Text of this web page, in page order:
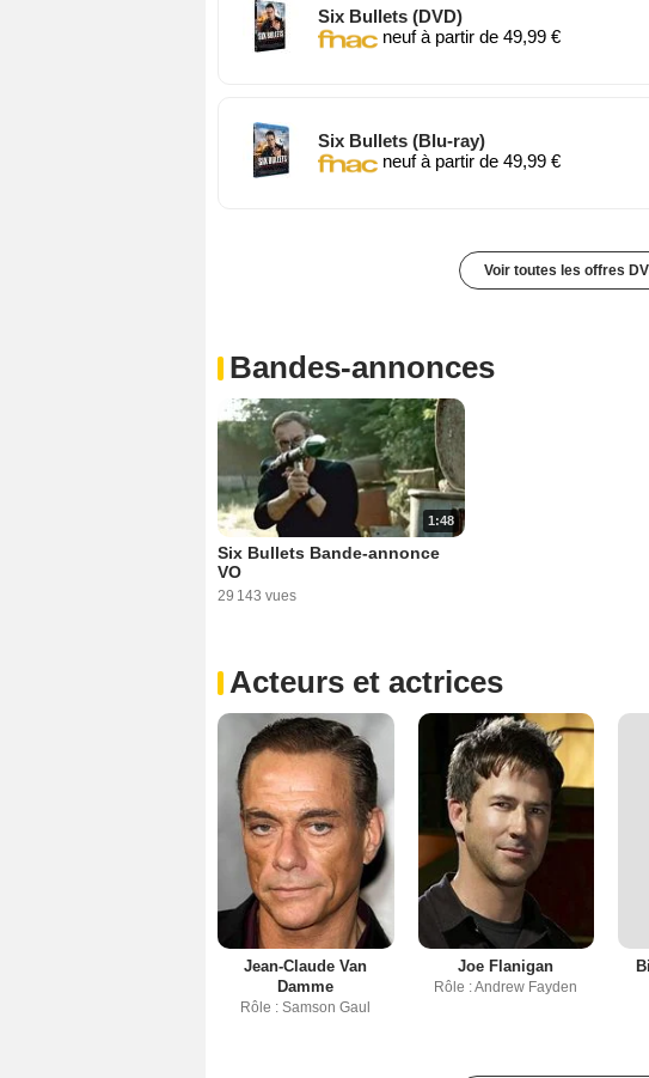
Six Bullets (DVD)
neuf à partir de 49,99 €
Six Bullets (Blu-ray)
neuf à partir de 49,99 €
Voir toutes les offres
Bandes-annonces
1:48
Six Bullets Bande-annonce
VO
29 143 vues
Acteurs et actrices
Jean-Claude Van
Damme
Rôle : Samson Gaul
Joe Flanigan
Rôle : Andrew Fayden